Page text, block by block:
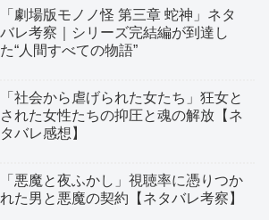
「劇場版モノノ怪 第三章 蛇神」ネタ
バレ考察｜シリーズ完結編が到達し
た“人間すべての物語”
「社会から虐げられた女たち」狂女と
された女性たちの抑圧と魂の解放【ネ
タバレ感想】
「悪魔と夜ふかし」視聴率に憑りつか
れた男と悪魔の契約【ネタバレ考察】